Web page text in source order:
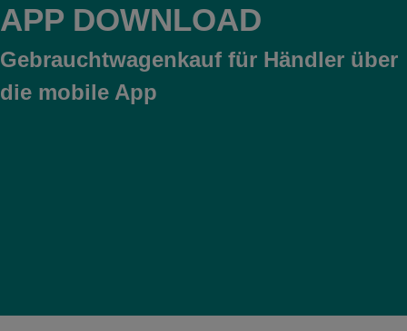
APP DOWNLOAD
Gebrauchtwagenkauf für Händler über
die mobile App